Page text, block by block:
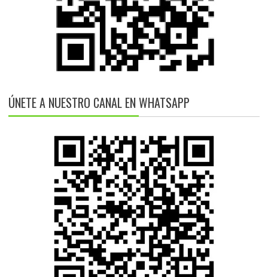
ÚNETE A NUESTRO CANAL EN WHATSAPP